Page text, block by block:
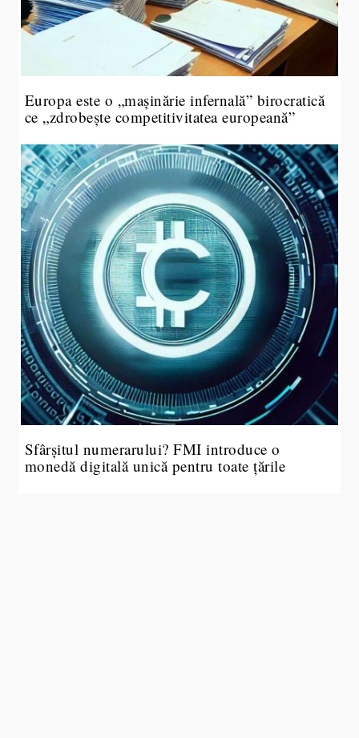
Europa este o „mașinărie infernală” birocratică
ce „zdrobește competitivitatea europeană”
Sfârșitul numerarului? FMI introduce o
monedă digitală unică pentru toate țările